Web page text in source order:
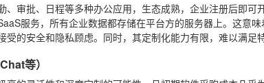
、审批、日程等多种办公应用，生态成熟，企业注册后即可
服务，所有企业数据都存储在平台方的服务器上。这意
的安全和隐私顾虑。同时，其定制化能力有限，难以满足
等）